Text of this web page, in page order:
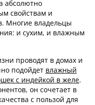
абсолютно
свойствам и
Многие владельцы
и сухим, и влажным
проводят в домах и
подойдет влажный
с индейкой в желе.
он сочетает в
с пользой для